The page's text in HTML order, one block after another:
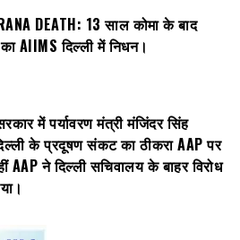
DEATH: 13 साल कोमा के बाद
का AIIMS दिल्ली में निधन।
में पर्यावरण मंत्री मंजिंदर सिंह
के प्रदूषण संकट का ठीकरा AAP पर
AAP ने दिल्ली सचिवालय के बाहर विरोध